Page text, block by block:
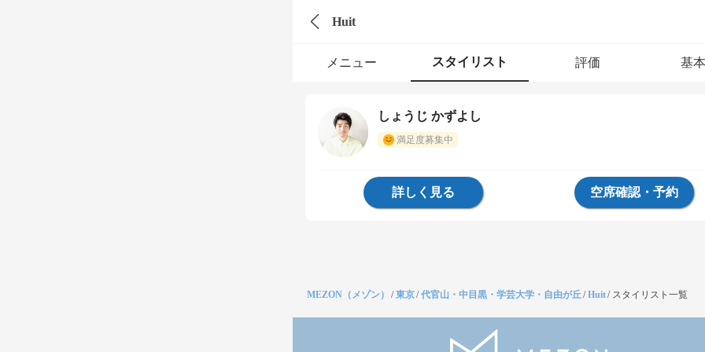
Huit
メニュー スタイリスト 評価 基
しょうじ かずよし
満足度募集中
詳しく見る 空席確認・予約
MEZON（メゾン） /東京/代官山・中目黒・学芸大学・自由が丘/Huit/ スタイリスト一覧